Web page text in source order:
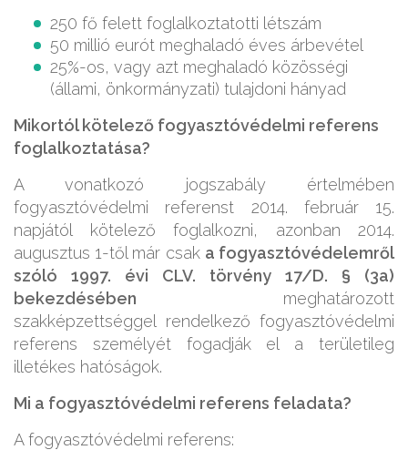
250 fő felett foglalkoztatotti létszám
50 millió eurót meghaladó éves árbevétel
25%-os, vagy azt meghaladó közösségi
(állami, önkormányzati) tulajdoni hányad
Mikortól kötelező fogyasztóvédelmi referens
foglalkoztatása?
A vonatkozó jogszabály értelmében
fogyasztóvédelmi referenst 2014. február 15.
napjától kötelező foglalkozni, azonban 2014.
augusztus 1-től már csak a fogyasztóvédelemről
szóló 1997. évi CLV. törvény 17/D. § (3a)
bekezdésében meghatározott
szakképzettséggel rendelkező fogyasztóvédelmi
referens személyét fogadják el a területileg
illetékes hatóságok.
Mi a fogyasztóvédelmi referens feladata?
A fogyasztóvédelmi referens: